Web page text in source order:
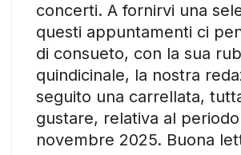
concerti. A fornirvi una
questi appuntamenti ci
di consueto, con la sua
quindicinale, la nostra
seguito una carrellata,
gustare, relativa al periodo
novembre 2025. Buona